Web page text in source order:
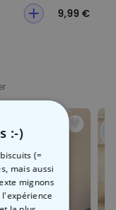
9,99 €
:-)
(=
mais aussi
mignons